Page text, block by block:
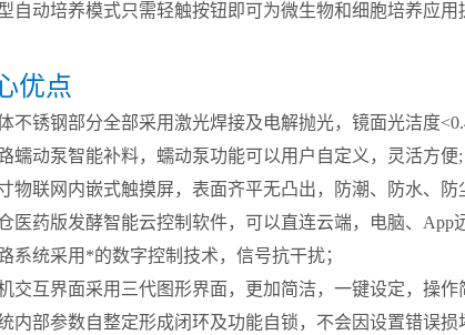
自动培养模式只需轻触按钮即可为微生物和细胞培养应用
优点
不锈钢部分全部采用激光焊接及电解抛光，镜面光洁度
蠕动泵智能补料，蠕动泵功能可以用户自定义，灵活方便;
物联网内嵌式触摸屏，表面齐平无凸出，防潮、防水、
医药版发酵智能云控制软件，可以直连云端，电脑、App
系统采用*的数字控制技术，信号抗干扰；
交互界面采用三代图形界面，更加简洁，一键设定，操
内部参数自整定形成闭环及功能自锁，不会因设置错误损